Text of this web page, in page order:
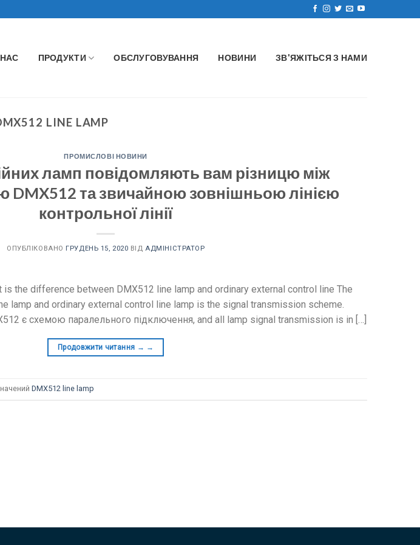
ПРОДУКТИ ОБСЛУГОВУВАННЯ НОВИНИ ЗВ'ЯЖІТЬСЯ З НАМИ
LINE LAMP
ПРОМИСЛОВІ НОВИНИ
ламп повідомляють вам різницю між
DMX512 та звичайною зовнішньою лінією
контрольної лінії
ОПУБЛІКОВАНО ГРУДЕНЬ 15, 2020 ВІДАДМІНІСТРАТОР
the difference between DMX512 line lamp and ordinary external control line The
lamp and ordinary external control line lamp is the signal transmission scheme
є схемою паралельного підключення, and all lamp signal transmission is in […]
Продовжити читання → →
DMX512 line lamp